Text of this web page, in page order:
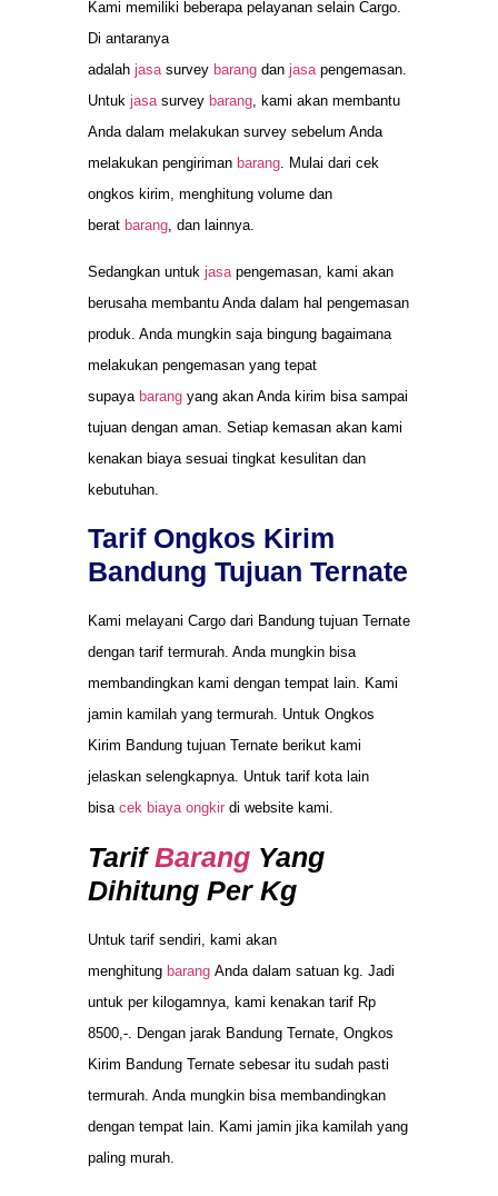
Kami memiliki beberapa pelayanan selain Cargo.
Di antaranya
adalah jasa survey barang dan jasa pengemasan.
Untuk jasa survey barang , kami akan membantu
Anda dalam melakukan survey sebelum Anda
melakukan pengiriman barang . Mulai dari cek
ongkos kirim, menghitung volume dan
berat barang , dan lainnya.
Sedangkan untuk jasa pengemasan, kami akan
berusaha membantu Anda dalam hal pengemasan
produk. Anda mungkin saja bingung bagaimana
melakukan pengemasan yang tepat
supaya barang yang akan Anda kirim bisa sampai
tujuan dengan aman. Setiap kemasan akan kami
kenakan biaya sesuai tingkat kesulitan dan
kebutuhan.
Tarif Ongkos Kirim
Bandung Tujuan Ternate
Kami melayani Cargo dari Bandung tujuan Ternate
dengan tarif termurah. Anda mungkin bisa
membandingkan kami dengan tempat lain. Kami
jamin kamilah yang termurah. Untuk Ongkos
Kirim Bandung tujuan Ternate berikut kami
jelaskan selengkapnya. Untuk tarif kota lain
bisa cek biaya ongkir di website kami.
TarifBarang Yang
Dihitung Per Kg
Untuk tarif sendiri, kami akan
menghitung barang Anda dalam satuan kg. Jadi
untuk per kilogamnya, kami kenakan tarif Rp
8500,-. Dengan jarak Bandung Ternate, Ongkos
Kirim Bandung Ternate sebesar itu sudah pasti
termurah. Anda mungkin bisa membandingkan
dengan tempat lain. Kami jamin jika kamilah yang
paling murah.